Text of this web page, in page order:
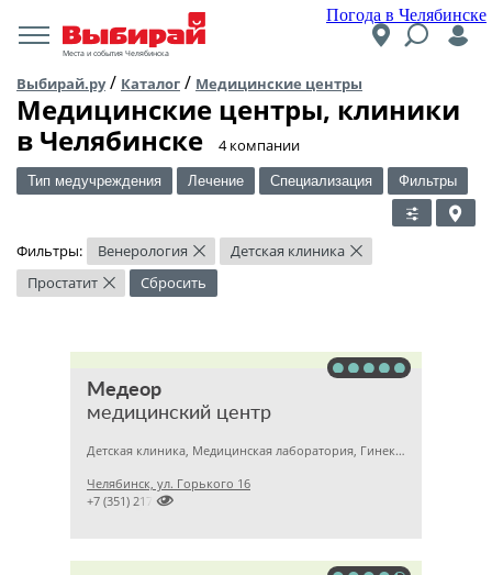
Погода в Челябинске
Места и события Челябинска
Выбирай.ру/ Каталог / Медицинские центры
Медицинские центры, клиники
в Челябинске
​4 компании
Тип медучреждения Лечение Специализация Фильтры
Фильтры: Венерология × Детская клиника ×
Простатит × Сбросить
Медеор
медицинский центр
Детская клиника, Медицинская лаборатория, Гинекология
Челябинск, ул. Горького 16

+7 (351) 2172376